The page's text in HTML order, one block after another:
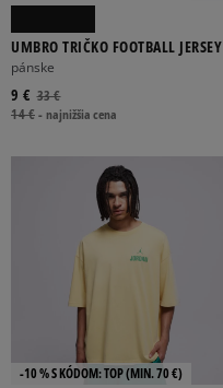
UMBRO TRIČKO FOOTBALL JERSEY
pánske
33 €
9 €
14 €-najnižšia cena
-10 % S KÓDOM: TOP (MIN. 70 €)